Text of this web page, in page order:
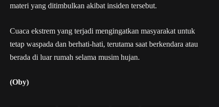
materi yang ditimbulkan akibat insiden tersebut.
Cuaca ekstrem yang terjadi mengingatkan masyarakat untuk
tetap waspada dan berhati-hati, terutama saat berkendara atau
berada di luar rumah selama musim hujan.
(Oby)